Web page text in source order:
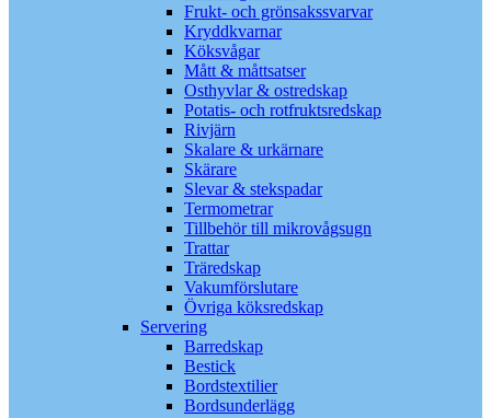
Frukt- och grönsakssvarvar
Kryddkvarnar
Köksvågar
Mått & måttsatser
Osthyvlar & ostredskap
Potatis- och rotfruktsredskap
Rivjärn
Skalare & urkärnare
Skärare
Slevar & stekspadar
Termometrar
Tillbehör till mikrovågsugn
Trattar
Träredskap
Vakumförslutare
Övriga köksredskap
Servering
Barredskap
Bestick
Bordstextilier
Bordsunderlägg